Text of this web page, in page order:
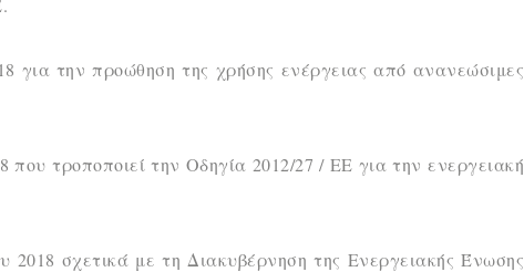
για την προώθηση της χρήσης ενέργειας από ανανεώσιμες
που τροποποιεί την Οδηγία 2012/27 / ΕΕ για την ενεργειακή
2018 σχετικά με τη Διακυβέρνηση της Ενεργειακής Ένωσης